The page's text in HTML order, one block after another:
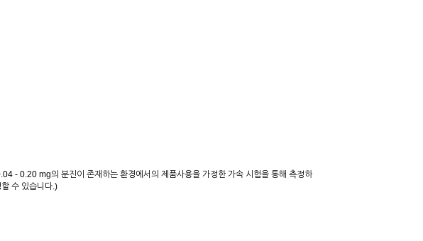
- 0.20 mg의 분진이 존재하는 환경에서의 제품사용을 가정한 가속 시험을 통해 측정하
수 있습니다.)